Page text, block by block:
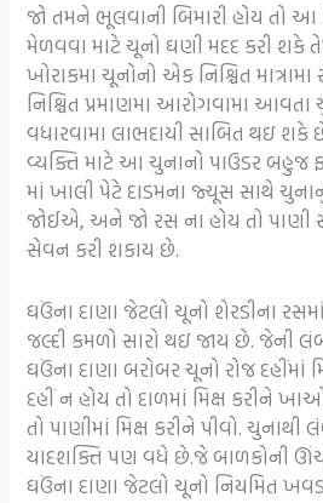
જો તમને ભૂલવાની બિમારી હોય તો આ
મેળવવા માટે ચૂનો ઘણી મદદ કરી શકે
ખોરાકમા ચૂનોનો એક નિશ્ચિત
નિશ્ચિત પ્રમાણમા આરોગવામા આવતા
વધારવામા લાભદાયી સાબિત થઇ શકે
વ્યક્તિ માટે આ ચુનાનો પાઉડર બહુજ
માં ખાલી પેટે દાડમના જ્યૂસ સાથે
જોઈએ, અને જો રસ ના હોય તો પાણી
સેવન કરી શકાય છે.
ઘઉંના દાણા જેટલો ચૂનો શેરડીના
જલ્દી કમળો સારો થઇ જાય છે. જેની
ઘઉંના દાણા બરોબર ચૂનો રોજ દહીંમાં
દહીં ન હોય તો દાળમાં મિક્ષ કરીને
તો પાણીમાં મિક્ષ કરીને પીવો.
યાદશક્તિ પણ વધે છે.જે બાળકોની
ઘઉંના દાણા જેટલો ચૂનો નિયમિત